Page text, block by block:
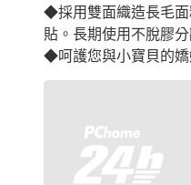
◆採用雙面織造長毛
貼。長期使用不脫膠
◆呵護您與小寶貝的嬌